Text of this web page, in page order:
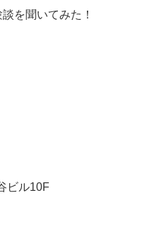
を聞いてみた！
ビル10F